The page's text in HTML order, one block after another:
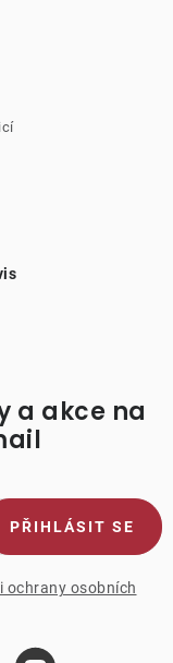
a akce na
ochrany osobních
PŘIHLÁSIT SE